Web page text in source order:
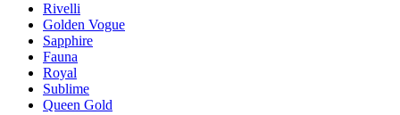
Rivelli
Golden Vogue
Sapphire
Fauna
Royal
Sublime
Queen Gold